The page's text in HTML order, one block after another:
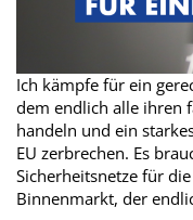
Ich kämpfe für ein
dem endlich alle ihren
handeln und ein
EU zerbrechen. Es
Sicherheitsnetze für
Binnenmarkt, der